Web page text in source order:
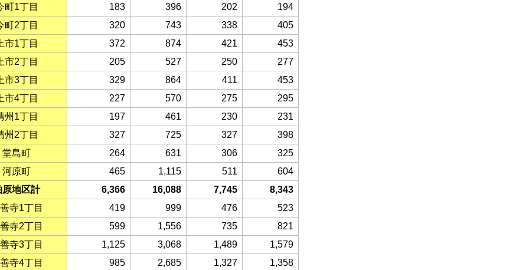
町1丁目
183 396 202
194
町2丁目
320 743 338
405
市1丁目
372 874 421
453
市2丁目
205 527 250
277
市3丁目
329 864 411
453
市4丁目
227 570 275
295
州1丁目
197 461 230
231
州2丁目
327 725 327
398
堂島町
264 631 306
325
河原町
465 1,115 511
604
原地区計
6,366 16,088 7,745
8,343
寺1丁目
419 999 476
523
寺2丁目
599 1,556 735
821
寺3丁目
1,125 3,068 1,489
1,579
寺4丁目
985 2,685 1,327
1,358